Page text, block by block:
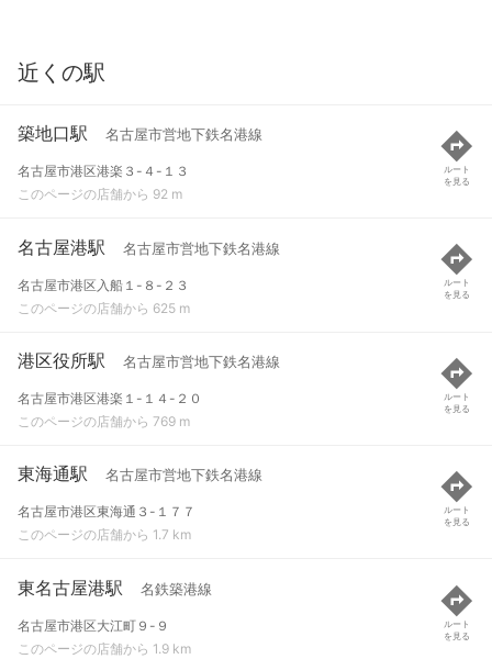
近くの駅
築地口駅 名古屋市営地下鉄名港線
名古屋市港区港楽３-４-１３
このページの店舗から 92 m
ルート
を見る
名古屋港駅 名古屋市営地下鉄名港線
名古屋市港区入船１-８-２３
このページの店舗から 625 m
ルート
を見る
港区役所駅 名古屋市営地下鉄名港線
名古屋市港区港楽１-１４-２０
このページの店舗から 769 m
ルート
を見る
東海通駅 名古屋市営地下鉄名港線
名古屋市港区東海通３-１７７
このページの店舗から 1.7 km
ルート
を見る
東名古屋港駅 名鉄築港線
名古屋市港区大江町９-９
このページの店舗から 1.9 km
ルート
を見る